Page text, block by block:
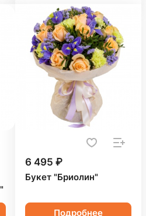
6 495 ₽
Букет "Бриолин"
Подробнее